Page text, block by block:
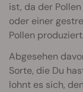
ist, da der
oder einer
Pollen
Abgesehen
Sorte, die Du
lohnt es sich,